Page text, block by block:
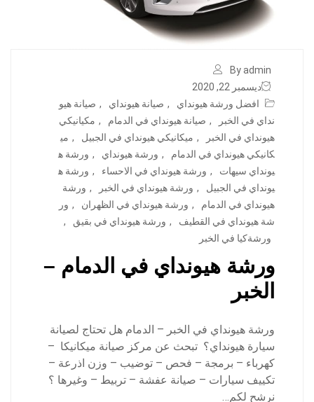
By admin
ديسمبر 22, 2020
افضل ورشة هيونداي
, صيانة هيونداي , صيانة هيو
نداي في الخبر
, صيانة هيونداي في الدمام , مكيانيكي
هيونداي في الخبر
, ميكانيكي هيونداي في الجبيل , مي
كانيكي هيونداي في الدمام
, ورشة هيونداي , ورشة ه
يونداي سيهات
, ورشة هيونداي في الاحساء , ورشة ه
يونداي في الجبيل
, ورشة هيونداي في الخبر , ورشة
هيونداي في الدمام
, ورشة هيونداي في الظهران , ور
شة هيونداي في القطيف
, ورشة هيونداي في بقيق
,
ورشةكيا في الخبر
ورشة هيونداي في الدمام –
الخبر
ورشة هيونداي في الخبر – الدمام هل تحتاج لصيانة
سيارة هيونداي؟ تبحث عن مركز صيانة ميكانيكا –
كهرباء – برمجة – فحص – توضيب – وزن اذرعة –
تكييف سيارات – صيانة عفشة – تربيط – وغيرها ؟
نرشح لكم…